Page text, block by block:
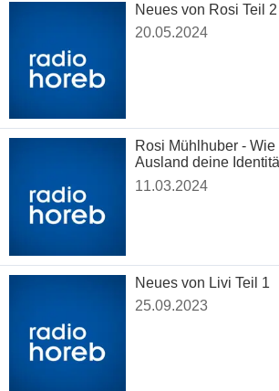
Neues von Rosi Teil 2
20.05.2024
Rosi Mühlhuber -
Ausland deine
entwickelst du dich
11.03.2024
Neues von Livi Teil 1
25.09.2023